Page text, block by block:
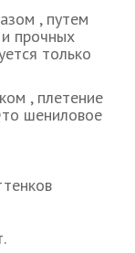
, путем
прочных
только
, плетение
шениловое